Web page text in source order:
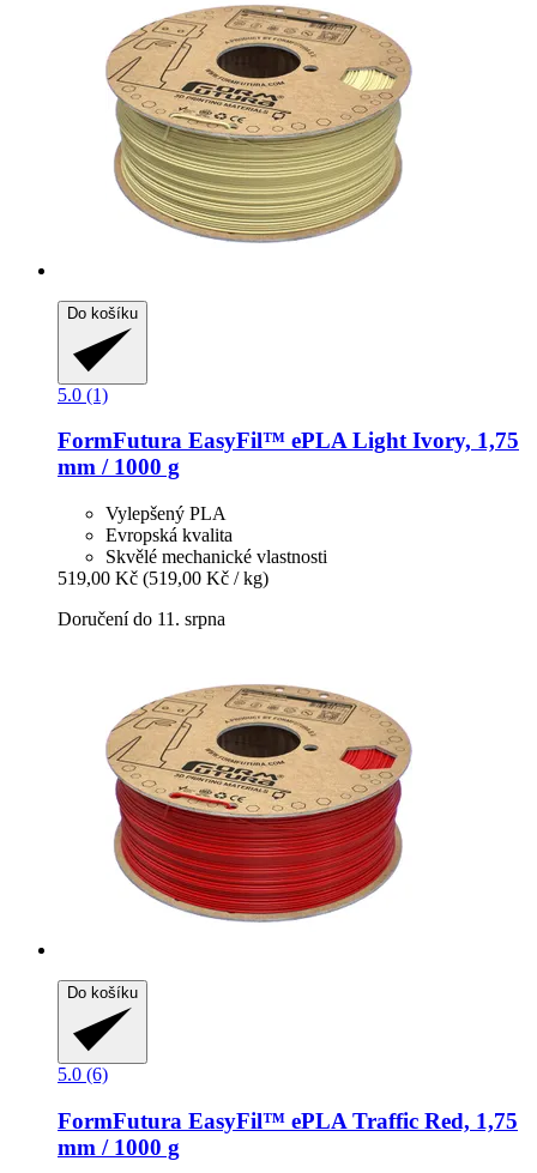
Do košíku
5.0 (1)
FormFutura EasyFil™ ePLA Light Ivory, 1,75
mm / 1000 g
Vylepšený PLA
Evropská kvalita
Skvělé mechanické vlastnosti
519,00 Kč (519,00 Kč / kg)
Doručení do 11. srpna
Do košíku
5.0 (6)
FormFutura EasyFil™ ePLA Traffic Red, 1,75
mm / 1000 g